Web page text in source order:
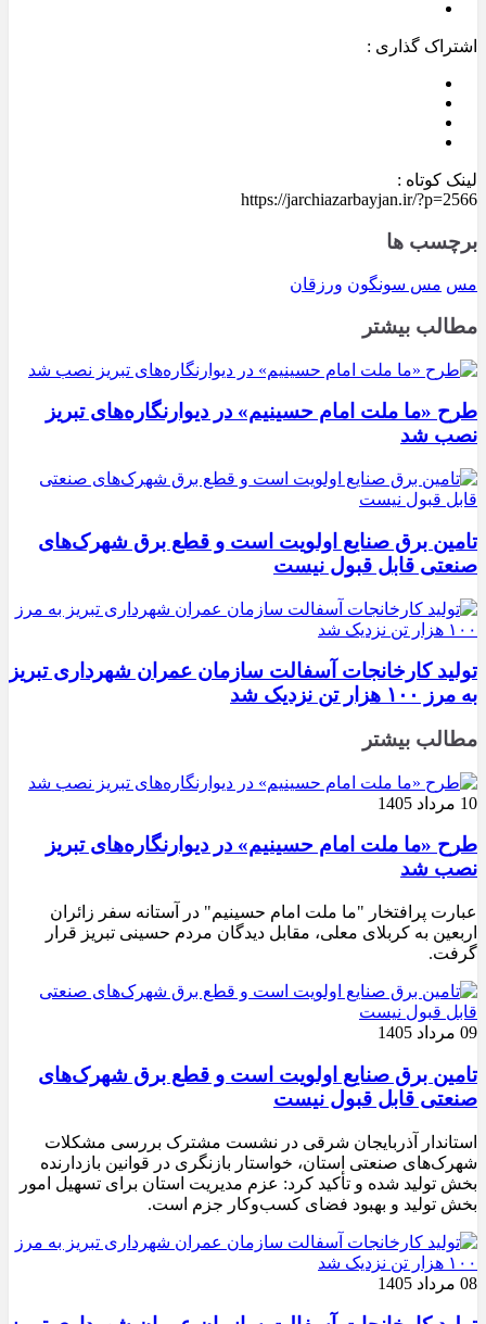
اشتراک گذاری :
لینک کوتاه :
https://jarchiazarbayjan.ir/?p=2566
برچسب ها
مس مس سونگون ورزقان
مطالب بیشتر
طرح «ما ملت امام حسینیم» در دیوارنگاره‌های تبریز
نصب شد
تامین برق صنایع اولویت است و قطع برق شهرک‌های
صنعتی قابل قبول نیست
تولید کارخانجات آسفالت سازمان عمران شهرداری تبریز
به مرز ۱۰۰ هزار تن نزدیک شد
مطالب بیشتر
10 مرداد 1405
طرح «ما ملت امام حسینیم» در دیوارنگاره‌های تبریز
نصب شد
عبارت پرافتخار "ما ملت امام حسینیم" در آستانه سفر زائران
اربعین به کربلای معلی، مقابل دیدگان مردم حسینی تبریز قرار
گرفت.
09 مرداد 1405
تامین برق صنایع اولویت است و قطع برق شهرک‌های
صنعتی قابل قبول نیست
استاندار آذربایجان شرقی در نشست مشترک بررسی مشکلات
شهرک‌های صنعتی استان، خواستار بازنگری در قوانین بازدارنده
بخش تولید شده و تأکید کرد: عزم مدیریت استان برای تسهیل امور
بخش تولید و بهبود فضای کسب‌وکار جزم است.
08 مرداد 1405